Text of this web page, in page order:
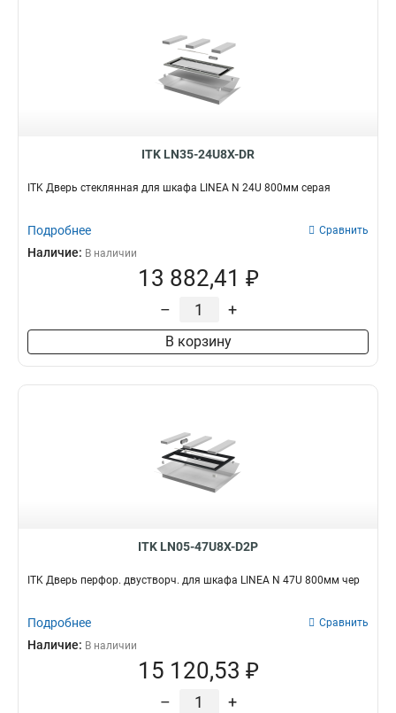
ITK LN35-24U8X-DR
ITK Дверь стеклянная для шкафа LINEA N 24U 800мм серая
Подробнее Сравнить
Наличие: В наличии
13 882,41 ₽
– +
В корзину
ITK LN05-47U8X-D2P
ITK Дверь перфор. двустворч. для шкафа LINEA N 47U 800мм чер
Подробнее Сравнить
Наличие: В наличии
15 120,53 ₽
– +